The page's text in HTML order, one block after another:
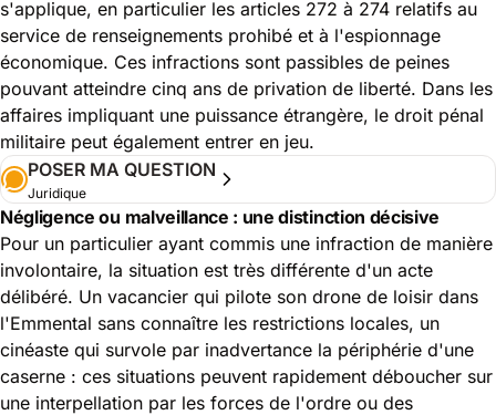
s'applique, en particulier les articles 272 à 274 relatifs au
service de renseignements prohibé et à l'espionnage
économique. Ces infractions sont passibles de peines
pouvant atteindre cinq ans de privation de liberté. Dans les
affaires impliquant une puissance étrangère, le droit pénal
militaire peut également entrer en jeu.
POSER MA QUESTION
Juridique
Négligence ou malveillance : une distinction décisive
Pour un particulier ayant commis une infraction de manière
involontaire, la situation est très différente d'un acte
délibéré. Un vacancier qui pilote son drone de loisir dans
l'Emmental sans connaître les restrictions locales, un
cinéaste qui survole par inadvertance la périphérie d'une
caserne : ces situations peuvent rapidement déboucher sur
une interpellation par les forces de l'ordre ou des